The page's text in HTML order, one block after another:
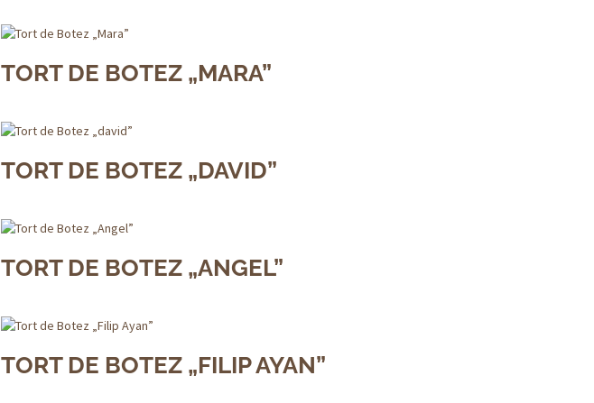
TORT DE BOTEZ „MARA”
TORT DE BOTEZ „DAVID”
TORT DE BOTEZ „ANGEL”
TORT DE BOTEZ „FILIP AYAN”